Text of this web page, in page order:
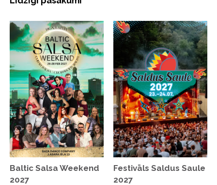
interesentam, kurš vēlas atpūsties svaigā gaisā, baudīt
Ieeja festivālā 8. jūnijā no plkst. 15.00.
Bērniem līdz 16 gadu vecumam vecāku pavadībā ieeja
bez maksas.
Biļetes iespējams iegādāties www.aula.lv kā arī
pasākuma norises vietā.
Plašākai informācijai aicinām sekot līdzi mājaslapā
www.rbbluesfestival.com
Baltic Salsa Weekend
2027
Festivāls Saldus Saule
2027